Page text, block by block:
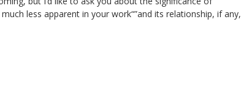
less apparent in your work“”and its relationship, if any,